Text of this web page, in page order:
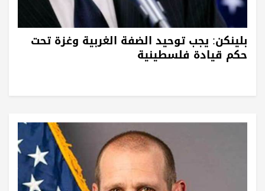
بلينكن: يجب توحيد الضفة الغربية وغزة تحت
حكم قيادة فلسطينية